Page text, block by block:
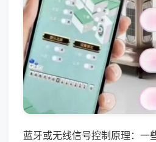
蓝牙或无线信号控制原理：一